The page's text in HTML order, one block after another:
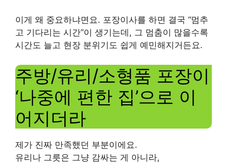
이게 왜 중요하냐면요. 포장이사를 하면 결국 “멈추
고 기다리는 시간”이 생기는데, 그 멈춤이 많을수록
시간도 늘고 현장 분위기도 쉽게 예민해지거든요.
주방/유리/소형품 포장이
‘나중에 편한 집’으로 이
어지더라
제가 진짜 만족했던 부분이에요.
유리나 그릇은 그냥 감싸는 게 아니라,